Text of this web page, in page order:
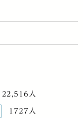
22,516人
1727人